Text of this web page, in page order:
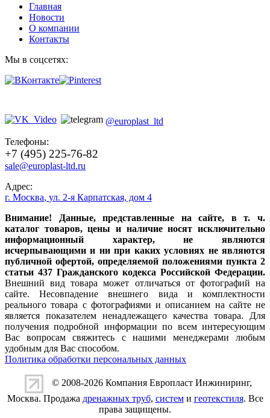
Главная
Новости
О компании
Контакты
Мы в соцсетях:
@europlast_ltd
Телефоны:
+7 (495) 225-76-82
sale@europlast-ltd.ru
Адрес:
г. Москва, ул. 2-я Карпатская, дом 4
Внимание! Данные, представленные на сайте, в т. ч.
каталог товаров, цены и наличие носят исключительно
информационный характер, не являются
исчерпывающими и ни при каких условиях не являются
публичной офертой, определяемой положениями пункта 2
статьи 437 Гражданского кодекса Российской Федерации.
Внешний вид товара может отличаться от фотографий на
сайте. Несовпадение внешнего вида и комплектности
реального товара с фотографиями и описанием на сайте не
является показателем ненадлежащего качества товара. Для
получения подробной информации по всем интересующим
Вас вопросам свяжитесь с нашими менеджерами любым
удобным для Вас способом.
Политика обработки персональных данных
© 2008-2026 Компания Европласт Инжиниринг,
Москва. Продажа дренажных труб, системи геотекстиля. Все
права защищены.